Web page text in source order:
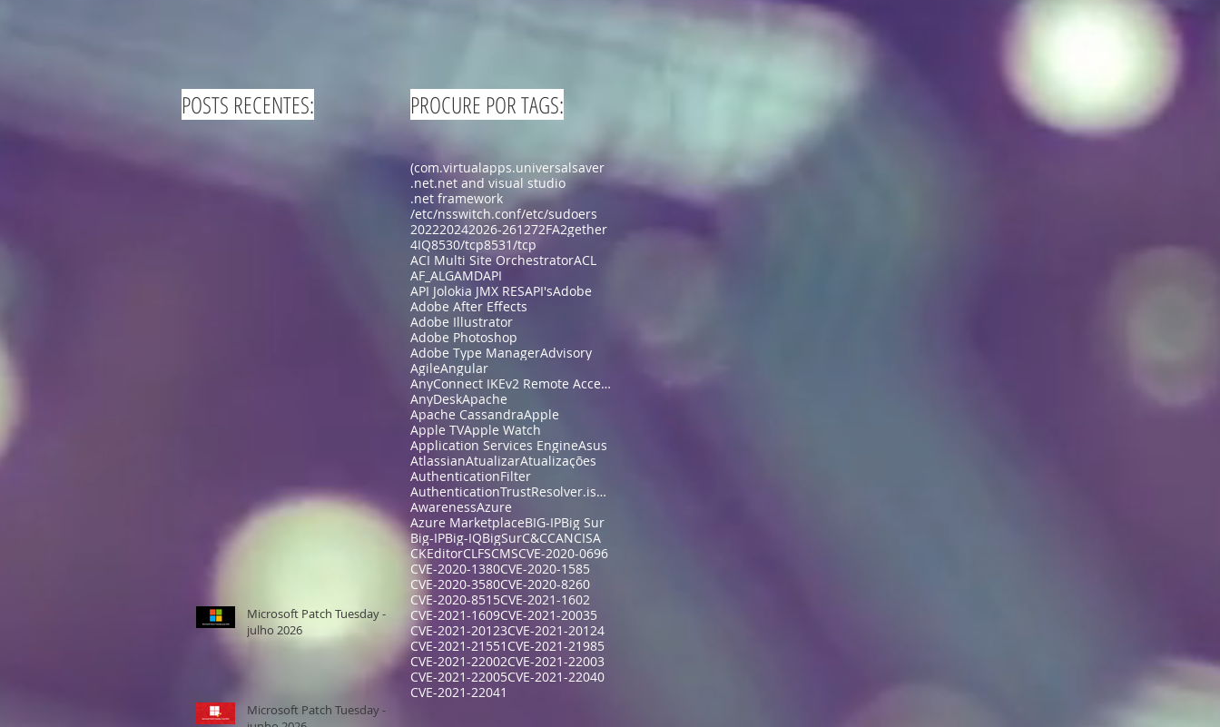
POSTS RECENTES:
Microsoft Patch Tuesday -
julho 2026
Microsoft Patch Tuesday -
PROCURE POR TAGS:
(com.virtualapps.universalsaver
.net.net and visual studio
.net framework
/etc/nsswitch.conf/etc/sudoers
202220242026-261272FA2gether
4IQ8530/tcp8531/tcp
ACI Multi Site OrchestratorACL
AF_ALGAMDAPI
API Jolokia JMX RESAPI'sAdobe
Adobe After Effects
Adobe Illustrator
Adobe Photoshop
Adobe Type ManagerAdvisory
AgileAngular
AnyConnect IKEv2 Remote Access
AnyDeskApache
Apache CassandraApple
Apple TVApple Watch
Application Services EngineAsus
AtlassianAtualizarAtualizações
AuthenticationFilter
AuthenticationTrustResolver.isFullyAuthenticated
AwarenessAzure
Azure MarketplaceBIG-IPBig Sur
Big-IPBig-IQBigSurC&CCANCISA
CKEditorCLFSCMSCVE-2020-0696
CVE-2020-1380CVE-2020-1585
CVE-2020-3580CVE-2020-8260
CVE-2020-8515CVE-2021-1602
CVE-2021-1609CVE-2021-20035
CVE-2021-20123CVE-2021-20124
CVE-2021-21551 CVE-2021-21985
CVE-2021-22002CVE-2021-22003
CVE-2021-22005CVE-2021-22040
CVE-2021-22041